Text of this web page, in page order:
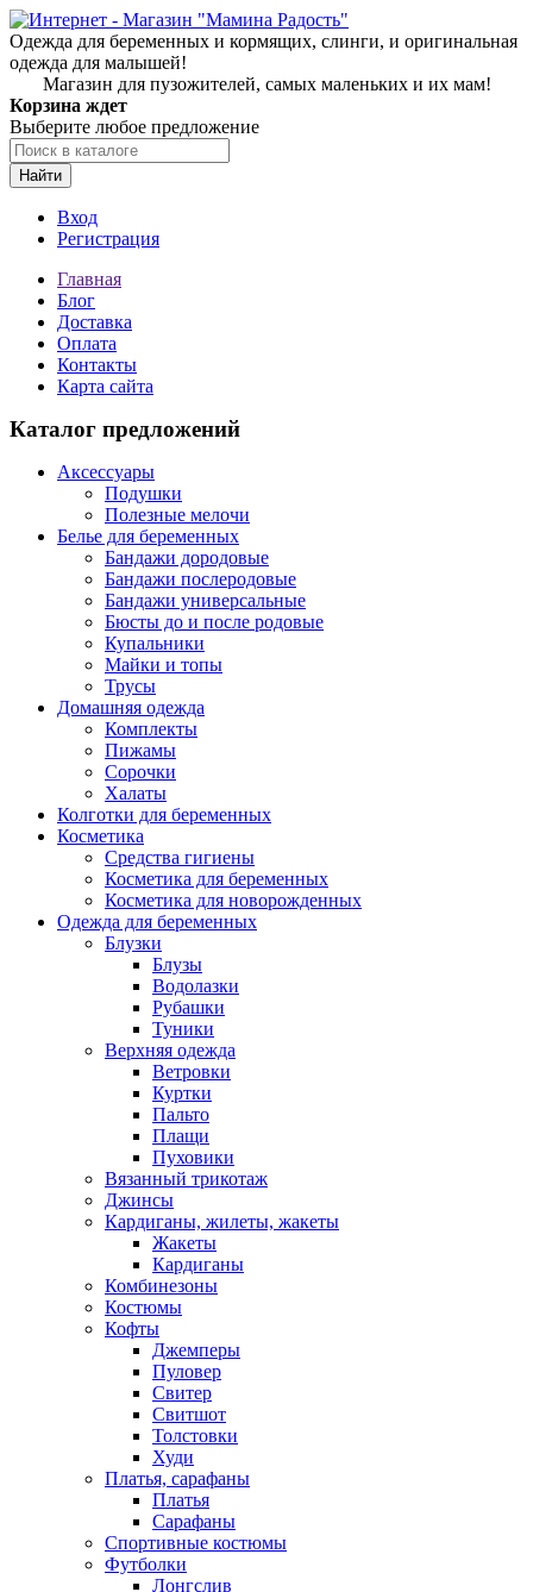
Одежда для беременных и кормящих, слинги, и оригинальная
одежда для малышей!
Магазин для пузожителей, самых маленьких и их мам!
Корзина ждет
Выберите любое предложение
Найти
Вход
Регистрация
Главная
Блог
Доставка
Оплата
Контакты
Карта сайта
Каталог предложений
Аксессуары
Подушки
Полезные мелочи
Белье для беременных
Бандажи дородовые
Бандажи послеродовые
Бандажи универсальные
Бюсты до и после родовые
Купальники
Майки и топы
Трусы
Домашняя одежда
Комплекты
Пижамы
Сорочки
Халаты
Колготки для беременных
Косметика
Cредства гигиены
Косметика для беременных
Косметика для новорожденных
Одежда для беременных
Блузки
Блузы
Водолазки
Рубашки
Туники
Верхняя одежда
Ветровки
Куртки
Пальто
Плащи
Пуховики
Вязанный трикотаж
Джинсы
Кардиганы, жилеты, жакеты
Жакеты
Кардиганы
Комбинезоны
Костюмы
Кофты
Джемперы
Пуловер
Свитер
Свитшот
Толстовки
Худи
Платья, сарафаны
Платья
Сарафаны
Спортивные костюмы
Футболки
Лонгслив